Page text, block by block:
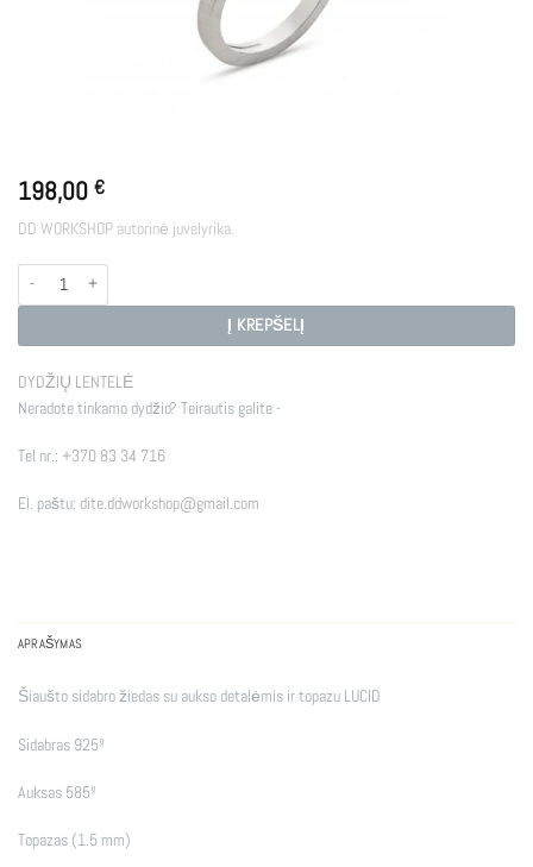
198,00 €
DD WORKSHOP autorinė juvelyrika.
produkto kiekis: GRAVITY SI
Į KREPŠELĮ
DYDŽIŲ LENTELĖ
Neradote tinkamo dydžio? Teirautis galite -
Tel nr.: +370 83 34 716
El. paštu: dite.ddworkshop@gmail.com
APRAŠYMAS
Šiaušto sidabro žiedas su aukso detalėmis ir topazu LUCID
Sidabras 925º
Auksas 585º
Topazas (1.5 mm)